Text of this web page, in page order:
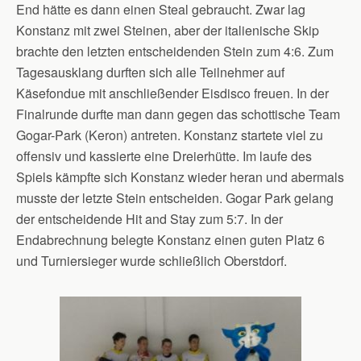
End hätte es dann einen Steal gebraucht. Zwar lag
Konstanz mit zwei Steinen, aber der italienische Skip
brachte den letzten entscheidenden Stein zum 4:6. Zum
Tagesausklang durften sich alle Teilnehmer auf
Käsefondue mit anschließender Eisdisco freuen. In der
Finalrunde durfte man dann gegen das schottische Team
Gogar-Park (Keron) antreten. Konstanz startete viel zu
offensiv und kassierte eine Dreierhütte. Im laufe des
Spiels kämpfte sich Konstanz wieder heran und abermals
musste der letzte Stein entscheiden. Gogar Park gelang
der entscheidende Hit and Stay zum 5:7. In der
Endabrechnung belegte Konstanz einen guten Platz 6
und Turniersieger wurde schließlich Oberstdorf.